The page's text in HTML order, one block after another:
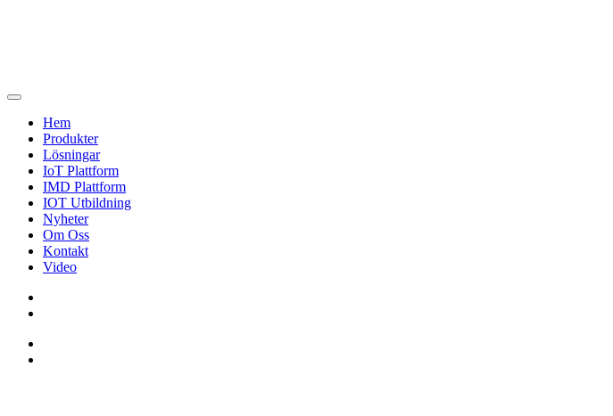
Hem
Produkter
Lösningar
IoT Plattform
IMD Plattform
IOT Utbildning
Nyheter
Om Oss
Kontakt
Video